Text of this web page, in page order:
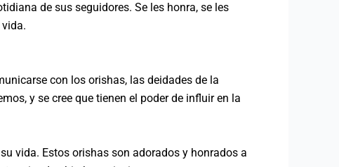
de sus seguidores. Se les honra, se les
con los orishas, las deidades de la
y se cree que tienen el poder de influir en la
vida. Estos orishas son adorados y honrados a